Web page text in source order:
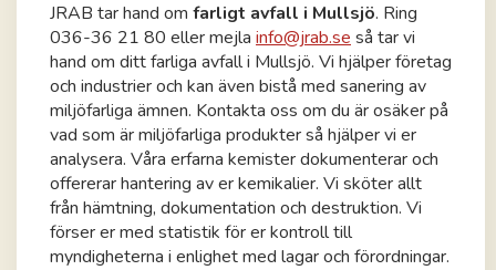
JRAB tar hand om farligt avfall i Mullsjö. Ring
036-36 21 80 eller mejla info@jrab.se så tar vi
hand om ditt farliga avfall i Mullsjö. Vi hjälper företag
och industrier och kan även bistå med sanering av
miljöfarliga ämnen. Kontakta oss om du är osäker på
vad som är miljöfarliga produkter så hjälper vi er
analysera. Våra erfarna kemister dokumenterar och
offererar hantering av er kemikalier. Vi sköter allt
från hämtning, dokumentation och destruktion. Vi
förser er med statistik för er kontroll till
myndigheterna i enlighet med lagar och förordningar.